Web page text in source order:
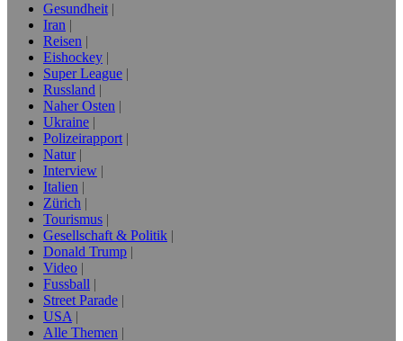
Gesundheit
Iran
Reisen
Eishockey
Super League
Russland
Naher Osten
Ukraine
Polizeirapport
Natur
Interview
Italien
Zürich
Tourismus
Gesellschaft & Politik
Donald Trump
Video
Fussball
Street Parade
USA
Alle Themen